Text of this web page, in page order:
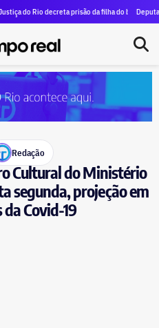
recebe primeiras obras para a construção de
decreta prisão da filha do bicheiro Piruinha
Deputada Carla
Redação
Cultural do Ministério
segunda, projeção em
Covid-19